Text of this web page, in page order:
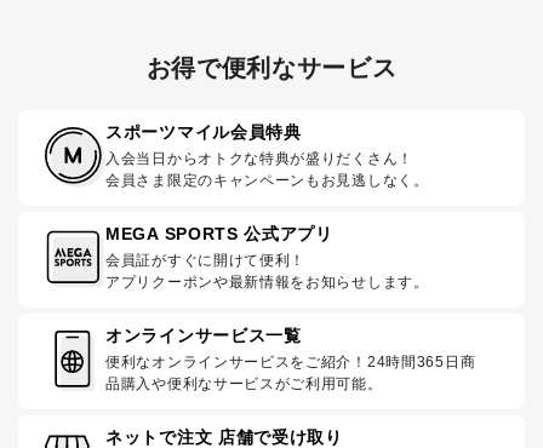
お得で便利なサービス
スポーツマイル会員特典
入会当日からオトクな特典が盛りだくさん！
会員さま限定のキャンペーンもお見逃しなく。
MEGA SPORTS 公式アプリ
会員証がすぐに開けて便利！
アプリクーポンや最新情報をお知らせします。
オンラインサービス一覧
便利なオンラインサービスをご紹介！24時間365日商
品購入や便利なサービスがご利用可能。
ネットで注文 店舗で受け取り